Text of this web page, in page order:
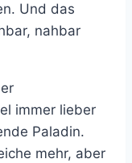
Und das
nahbar
immer lieber
Paladin.
mehr, aber